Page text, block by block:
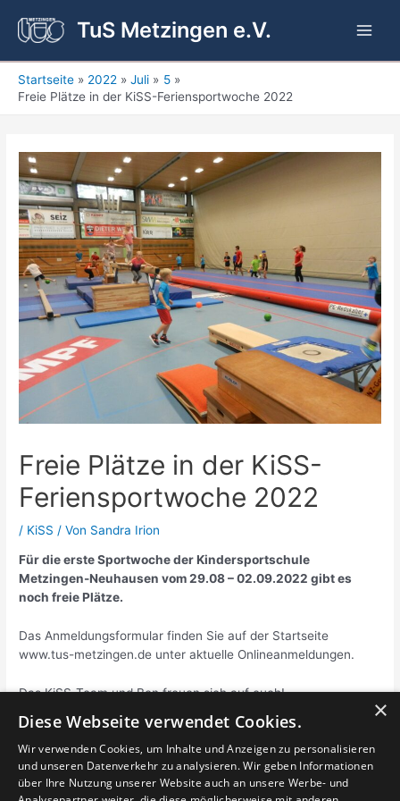
Inhalt
springen
TuS Metzingen e.V.
Startseite 2022 Juli
5
Freie Plätze in der KiSS-Feriensportwoche 2022
Freie Plätze in der KiSS-
Feriensportwoche 2022
/ KiSS / Von Sandra Irion
Für die erste Sportwoche der Kindersportschule
Metzingen-Neuhausen vom 29.08 – 02.09.2022 gibt es
noch freie Plätze.
Das Anmeldungsformular finden Sie auf der Startseite
www.tus-metzingen.de unter aktuelle Onlineanmeldungen.
Das KiSS-Team und Ben freuen sich auf euch!
Beitragsnavigation
←Vorheriger
Beitrag
Nächster Beitrag
→
×
Diese Webseite verwendet Cookies.
Wir verwenden Cookies, um Inhalte und Anzeigen zu personalisieren
und unseren Datenverkehr zu analysieren. Wir geben Informationen
über Ihre Nutzung unserer Website auch an unsere Werbe- und